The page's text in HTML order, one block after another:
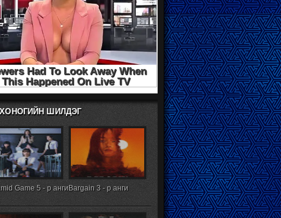
ШИЛДЭГ
Game 5 - р ангиBargain 3 - р анги